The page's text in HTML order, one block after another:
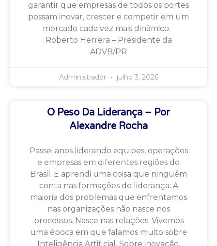
garantir que empresas de todos os portes
possam inovar, crescer e competir em um
mercado cada vez mais dinâmico.
Roberto Herrera – Presidente da
ADVB/PR
Administrador julho 3, 2026
O Peso Da Liderança – Por
Alexandre Rocha
Passei anos liderando equipes, operações
e empresas em diferentes regiões do
Brasil. E aprendi uma coisa que ninguém
conta nas formações de liderança: A
maioria dos problemas que enfrentamos
nas organizações não nasce nos
processos. Nasce nas relações. Vivemos
uma época em que falamos muito sobre
Inteligência Artificial. Sobre inovação.